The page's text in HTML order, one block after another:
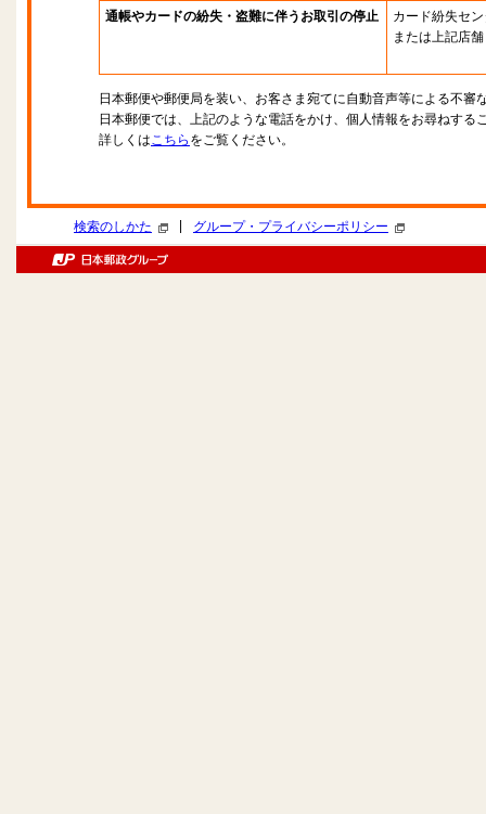
通帳やカードの紛失・盗難に伴うお取引の停止
カード紛失セ
または上記店舗
日本郵便や郵便局を装い、お客さま宛てに自動音声等による不審
日本郵便では、上記のような電話をかけ、個人情報をお尋ねする
詳しくはこちら をご覧ください。
検索のしかた グループ・プライバシーポリシー